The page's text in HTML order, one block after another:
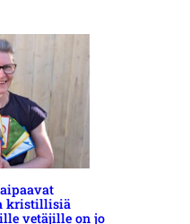
kristillisiä
vetäjille on jo